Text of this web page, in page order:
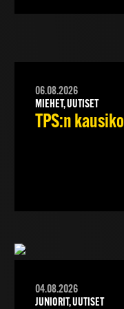
06.08.2026
MIEHET, UUTISET
TPS:n
04.08.2026
JUNIORIT, UUTISET